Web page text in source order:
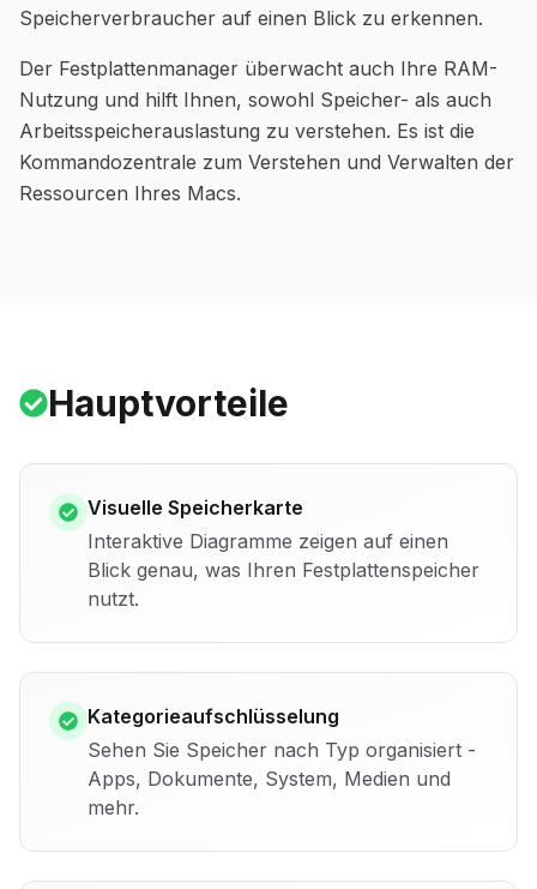
Speicherverbraucher auf einen Blick zu erkennen.
Der Festplattenmanager überwacht auch Ihre RAM-
Nutzung und hilft Ihnen, sowohl Speicher- als auch
Arbeitsspeicherauslastung zu verstehen. Es ist die
Kommandozentrale zum Verstehen und Verwalten der
Ressourcen Ihres Macs.
Hauptvorteile
Visuelle Speicherkarte
Interaktive Diagramme zeigen auf einen
Blick genau, was Ihren Festplattenspeicher
nutzt.
Kategorieaufschlüsselung
Sehen Sie Speicher nach Typ organisiert -
Apps, Dokumente, System, Medien und
mehr.